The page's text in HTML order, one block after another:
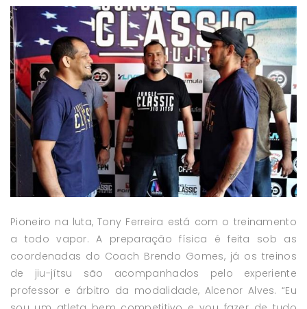
Pioneiro na luta, Tony Ferreira está com o treinamento
a todo vapor. A preparação física é feita sob as
coordenadas do Coach Brendo Gomes, já os treinos
de jiu-jítsu são acompanhados pelo experiente
professor e árbitro da modalidade, Alcenor Alves. “Eu